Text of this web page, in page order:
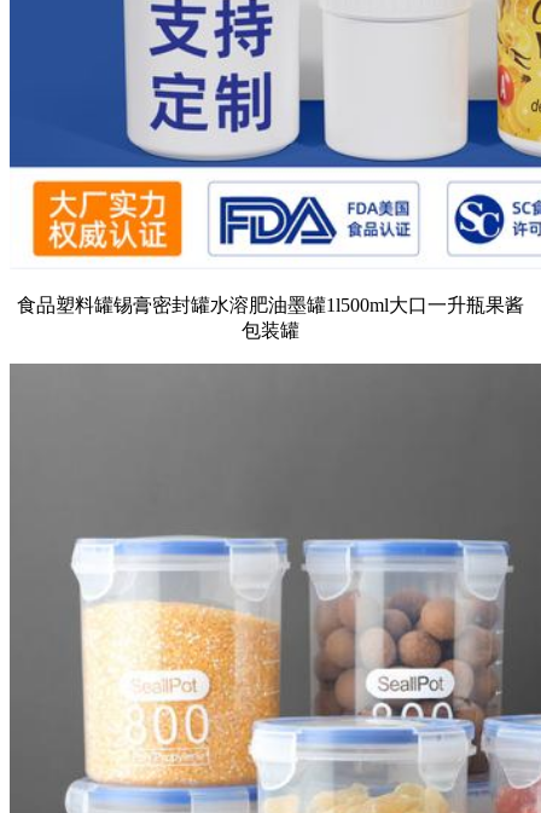
食品塑料罐锡膏密封罐水溶肥油墨罐1l500ml大口一升瓶果酱
包装罐